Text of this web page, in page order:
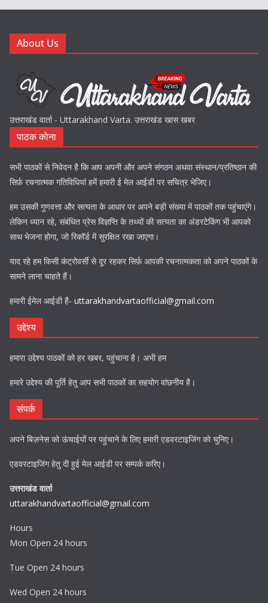
About Us
उत्तराखंड वार्ता - Uttarakhand Varta. उत्तराखंड खास खबर
पाठक कोना
सभी पाठकों से निवेदन है कि आप अपनी और अपने संगठन अथवा संस्थान/प्रतिष्ठान की
सिर्फ़ रचनात्मक गतिविधियां हमें हमारी ई मेल आईडी पर सचित्र भेजिए।
हम उसकी गुणवत्ता और सत्यता के आधार पर अपने बड़ी संख्या में पाठकों तक पहुंचाएंगे।
लेकिन ध्यान रहे, संबंधित प्रेस विज्ञप्ति के तथ्यों की सत्यता का अंडरटेकिंग भी आपको
साथ भेजना होगा, जो रिकॉर्ड में सुरक्षित रखा जाएगा।
याद रहे हम किसी कंट्रोवर्सी से दूर रहकर सिर्फ़ आपकी रचनात्मकता को अपने पाठकों के
सामने लाना चाहते हैं।
हमारी ईमेल आईडी है- uttarakhandvartaofficial@gmail.com
उद्देश्य
हमारा उद्देश्य पाठकों को हर खबर, पहुंचाना है। अभी हम
हमारे उद्देश्य की पूर्ति हेतु आप सभी पाठकों का सहयोग वांछनीय है।
संपर्क
अपने बिज़नेस को ऊंचाईयों पर पहुंचाने के लिए हमारी एडवरटाइजिंग को चुनिए।
एडवरटाइजिंग हेतु दी हुई मेल आईडी पर सम्पर्क करिए।
उत्तराखंड वार्ता
uttarakhandvartaofficial@gmail.com
Hours
Mon Open 24 hours
Tue Open 24 hours
Wed Open 24 hours